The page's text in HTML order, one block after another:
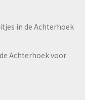
in de Achterhoek
Achterhoek voor